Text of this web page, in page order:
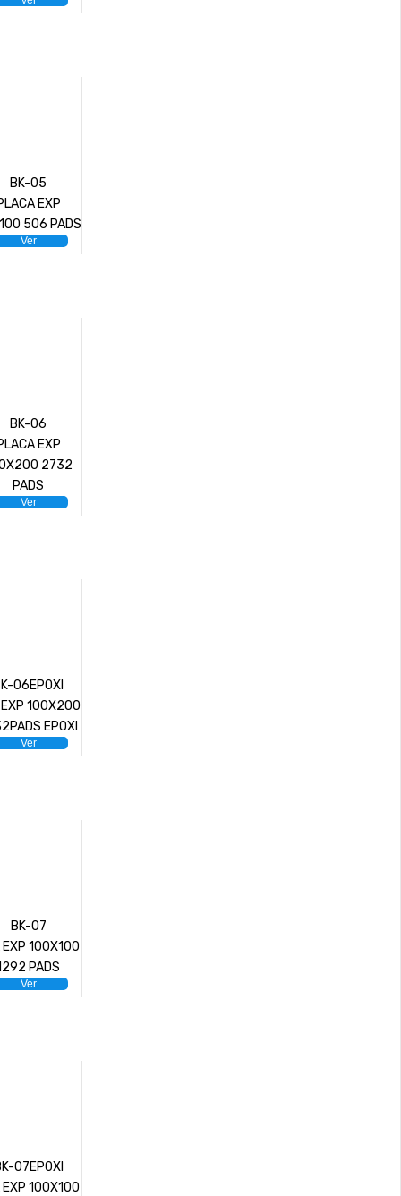
BK-05
EXP
506 PADS
Ver
BK-06
EXP
2732
PADS
Ver
06EPOXI
100X200
EPOXI
Ver
BK-07
EXP 100X100
PADS
Ver
07EPOXI
EXP 100X100